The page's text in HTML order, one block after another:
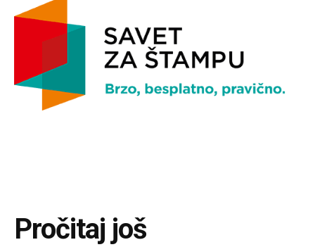
Pročitaj još